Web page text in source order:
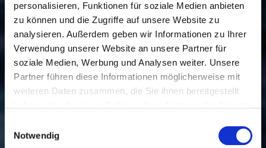
personalisieren, Funktionen für soziale Medien anbieten
zu können und die Zugriffe auf unsere Website zu
analysieren. Außerdem geben wir Informationen zu Ihrer
Verwendung unserer Website an unsere Partner für
soziale Medien, Werbung und Analysen weiter. Unsere
Partner führen diese Informationen möglicherweise mit
weiteren Daten zusammen, die Sie ihnen bereitgestellt
Notwendig